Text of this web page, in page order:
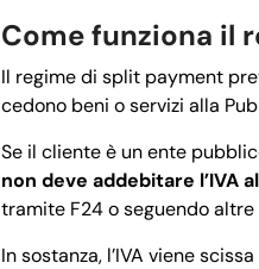
Come funziona il
Il regime di split payment
cedono beni o servizi alla
Se il cliente è un ente
non deve addebitare l’IVA
tramite F24 o seguendo
In sostanza, l’IVA viene